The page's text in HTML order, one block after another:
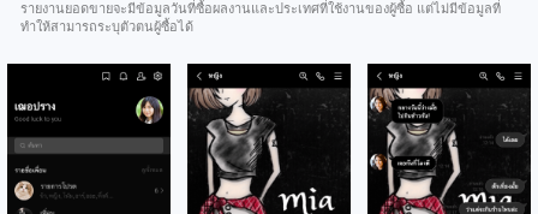
รายงานยอดขายจะมีข้อมูลวันที่ซื้อผลงานและประเทศที่ใช้งานของผู้ซื้อ แต่ไม่มีข้อมูลที่
ทำให้สามารถระบุตัวตนผู้ซื้อได้